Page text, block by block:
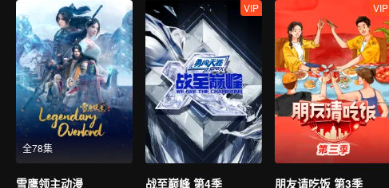
全78集
雪鹰领主动漫
VIP
战至巅峰 第4季
VIP
朋友请吃饭 第3季